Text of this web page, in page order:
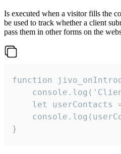
Is executed when a visitor fills the
be used to track whether a client
pass them in other forms on the
function
let userContacts
}